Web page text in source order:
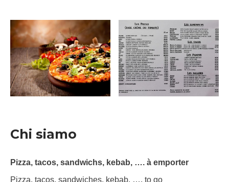
Chi siamo
Pizza, tacos, sandwichs, kebab, …. à emporter
Pizza, tacos, sandwiches, kebab, …. to go